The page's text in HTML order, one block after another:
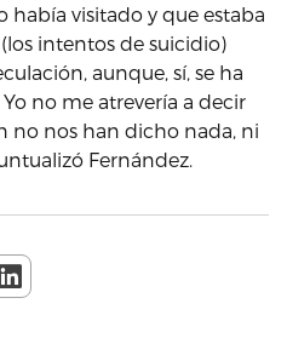
visitado y que estaba
intentos de suicidio)
aunque, sí, se ha
no me atrevería a decir
no nos han dicho nada, ni
Fernández.